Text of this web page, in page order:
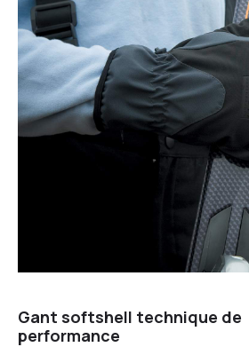
Gant softshell technique de
performance